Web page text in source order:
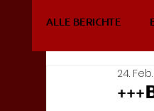
ALLE BERICHTE
24.